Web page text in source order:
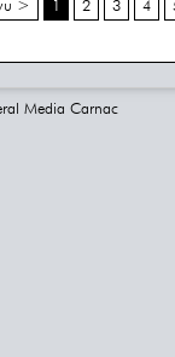
> 1 2 3 4
Media Carnac